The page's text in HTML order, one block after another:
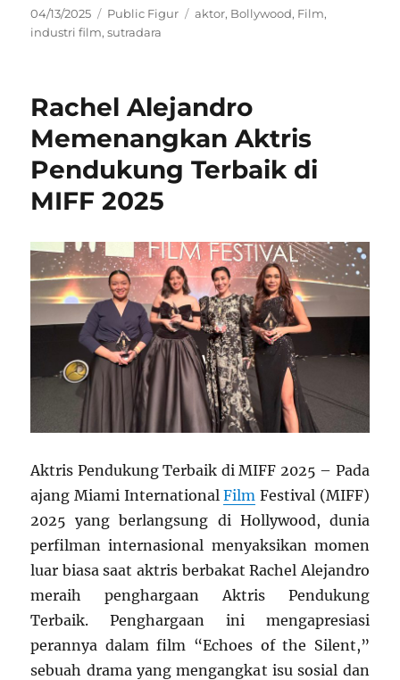
Posted
on
04/13/2025 Categories
Public Figur Tags
aktor, Bollywood, Film,
industri film,sutradara
Rachel Alejandro
Memenangkan Aktris
Pendukung Terbaik di
MIFF 2025
Aktris Pendukung Terbaik di MIFF 2025 – Pada
ajang Miami InternationalFilm Festival (MIFF)
2025 yang berlangsung di Hollywood, dunia
perfilman internasional menyaksikan momen
luar biasa saat aktris berbakat Rachel Alejandro
meraih penghargaan Aktris Pendukung
Terbaik. Penghargaan ini mengapresiasi
perannya dalam film “Echoes of the Silent,”
sebuah drama yang mengangkat isu sosial dan